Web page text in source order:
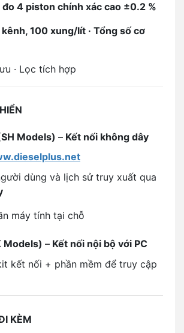
4 piston chính xác cao ±0.2 %
kênh, 100 xung/lít · Tổng số cơ
· Lọc tích hợp
Models) – Kết nối không dây
dùng và lịch sử truy xuất qua
máy tính tại chỗ
Models) – Kết nối nội bộ với PC
kết nối + phần mềm để truy cập
KÈM